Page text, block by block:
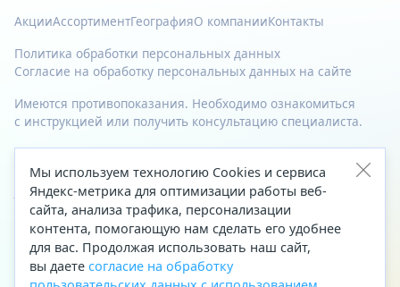
АкцииАссортиментГеографияО компанииКонтакты
Политика обработки персональных данных
Согласие на обработку персональных данных на сайте
Имеются противопоказания. Необходимо ознакомиться
с инструкцией или получить консультацию специалиста.
© 2023—2026 Все права защищены.
Адрес
Архангельск, ул. Папанина, д. 19 (вход в здание со стороны
автоцентра «Тойота»)
Приемная Генерального директора
Мы используем технологию Cookies и сервиса
Яндекс-метрика для оптимизации работы веб-
сайта, анализа трафика, персонализации
контента, помогающую нам сделать его удобнее
для вас. Продолжая использовать наш сайт,
вы даете согласие на обработку